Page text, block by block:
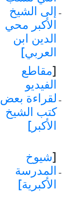
- إلى الشيخ
الأكبر محي
الدين ابن
العربي]
-
[مقاطع
الفيديو
لقراءة بعض
كتب الشيخ
الأكبر]
-
[شيوخ
المدرسة
الأكبرية]